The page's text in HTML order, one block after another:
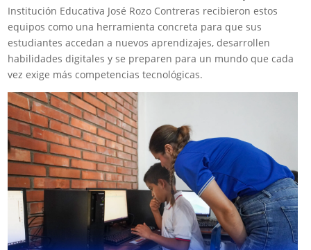
Institución Educativa José Rozo Contreras recibieron estos
equipos como una herramienta concreta para que sus
estudiantes accedan a nuevos aprendizajes, desarrollen
habilidades digitales y se preparen para un mundo que cada
vez exige más competencias tecnológicas.